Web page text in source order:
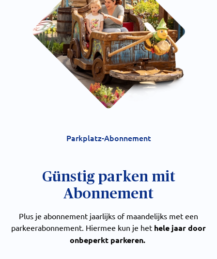
Parkplatz-Abonnement
Günstig parken mit
Abonnement
Plus je abonnement jaarlijks of maandelijks met een
parkeerabonnement. Hiermee kun je het hele jaar door
onbeperkt parkeren.